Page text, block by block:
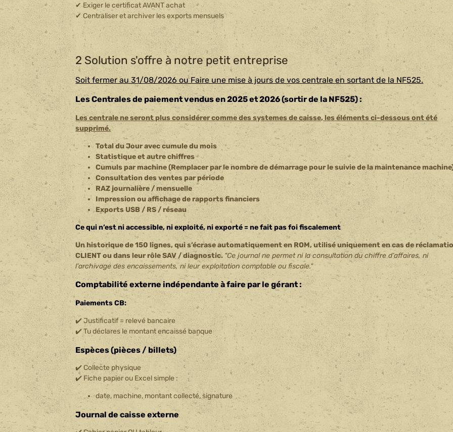
✔ Exiger le certificat AVANT achat
✔ Centraliser et archiver les exports mensuels
2 Solution s'offre à notre petit entreprise
Soit fermer au 31/08/2026 ou Faire une mise à jours de vos centrale en sortant de la NF525.
Les Centrales de paiement vendus en 2025 et 2026 (sortir de la NF525) :
Les centrale ne seront plus considérer comme des systemes de caisse, les éléments ci-dessous ont été
supprimé.
Total du Jour avec cumule du mois
Statistique et autre chiffres
Cumuls par machine (Remplacer par le nombre de démarrage pour le suivie de la maintenance
Consultation des ventes par période
RAZ journalière / mensuelle
Impression ou affichage de rapports financiers
Exports USB / RS / réseau
Ce qui n’est ni accessible, ni exploité, ni exporté = ne fait pas foi fiscalement
Un historique de 150 lignes, qui s’écrase automatiquement en ROM, utilisé uniquement en cas de
CLIENT ou dans leur rôle SAV / diagnostic. "Ce journal ne permet ni la consultation du chiffre d’affaires, ni
l’archivage des encaissements, ni leur exploitation comptable ou fiscale."
Comptabilité externe indépendante à faire par le gérant :
Paiements CB:
✔️ Justificatif = relevé bancaire
✔️ Tu déclares le montant encaissé banque
Espèces (pièces / billets)
✔️ Collecte physique
✔️ Fiche papier ou Excel simple :
date, machine, montant collecté, signature
Journal de caisse externe